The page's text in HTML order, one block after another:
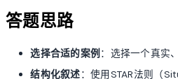
答题思路
选择合适的案例 ：选择一个真实
结构化叙述：使用STAR法则（